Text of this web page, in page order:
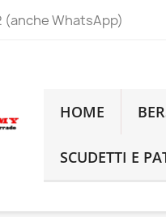
(anche WhatsApp)
HOME
SCUDETTI E